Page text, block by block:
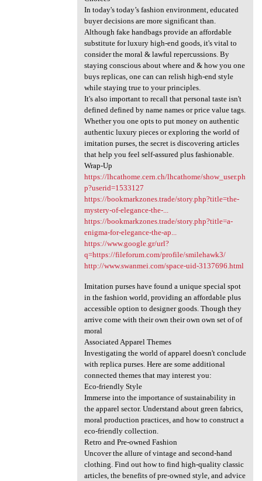
In today's today’s fashion environment, educated
buyer decisions are more significant than.
Although fake handbags provide an affordable
substitute for luxury high-end goods, it's vital to
consider the moral & lawful repercussions. By
staying conscious about where and & how you one
buys replicas, one can can relish high-end style
while staying true to your principles.
It's also important to recall that personal taste isn't
defined defined by name names or price value tags.
Whether you one opts to put money on authentic
authentic luxury pieces or exploring the world of
imitation purses, the secret is discovering articles
that help you feel self-assured plus fashionable.
Wrap-Up
https://lhcathome.cern.ch/lhcathome/show_user.ph
p?userid=1533127
https://bookmarkzones.trade/story.php?title=the-
mystery-of-elegance-the-...
https://bookmarkzones.trade/story.php?title=a-
enigma-for-elegance-the-ap...
https://www.google.gr/url?
q=https://fileforum.com/profile/smilehawk3/
http://www.swanmei.com/space-uid-3137696.html
Imitation purses have found a unique special spot
in the fashion world, providing an affordable plus
accessible option to designer goods. Though they
arrive come with their own their own own set of of
moral
Associated Apparel Themes
Investigating the world of apparel doesn't conclude
with replica purses. Here are some additional
connected themes that may interest you:
Eco-friendly Style
Immerse into the importance of sustainability in
the apparel sector. Understand about green fabrics,
moral production practices, and how to construct a
eco-friendly collection.
Retro and Pre-owned Fashion
Uncover the allure of vintage and second-hand
clothing. Find out how to find high-quality classic
articles, the benefits of pre-owned style, and advice